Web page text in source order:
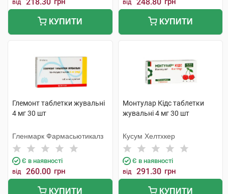
від
КУПИТИ
від
КУПИТИ
Глемонт таблетки жувальні
4 мг 30 шт
Гленмарк Фармасьютикалз
Є в наявності
від 260.00 грн
КУПИТИ
Монтулар Кідс таблетки
жувальні 4 мг 30 шт
Кусум Хелтхкер
Є в наявності
від 291.30 грн
КУПИТИ